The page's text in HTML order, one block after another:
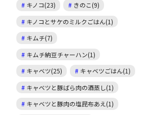
キノコ(23)
きのこ(9)
キノコとサケのミルクごはん(1)
キムチ(7)
キムチ納豆チャーハン(1)
キャベツ(25)
キャベツごはん(1)
キャベツと豚ばら肉の酒蒸し(1)
キャベツと豚肉の塩昆布あえ(1)